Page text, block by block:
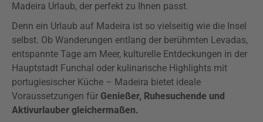
Madeira Urlaub, der perfekt zu Ihnen passt.
Denn ein Urlaub auf Madeira ist so vielseitig wie die Insel
selbst. Ob Wanderungen entlang der berühmten Levadas,
entspannte Tage am Meer, kulturelle Entdeckungen in der
Hauptstadt Funchal oder kulinarische Highlights mit
portugiesischer Küche – Madeira bietet ideale
Voraussetzungen für Genießer, Ruhesuchende und
Aktivurlauber gleichermaßen.